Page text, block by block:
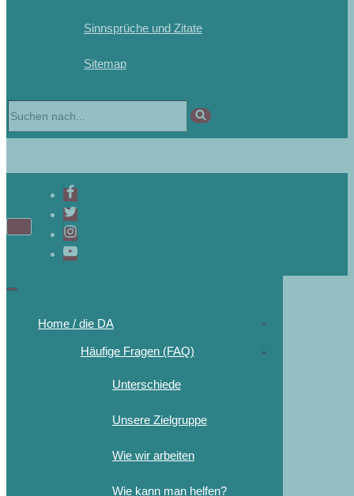
Sinnsprüche und Zitate
Sitemap
Home / die DA
Häufige Fragen (FAQ)
Unterschiede
Unsere Zielgruppe
Wie wir arbeiten
Wie kann man helfen?